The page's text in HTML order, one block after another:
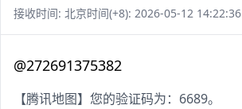
接收时间: 北京时间(+8): 2026-05-12 14:22:36
@272691375382
【腾讯地图】您的验证码为：6689。